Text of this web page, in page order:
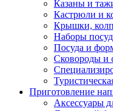
Казаны и
Кастрюли и
Крышки,
Наборы
Посуда и
Сковороды и
Приготовление
Аксессуары